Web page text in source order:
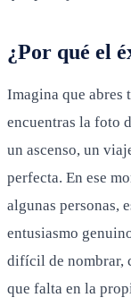
¿Por qué el
Imagina que abres
encuentras la foto
un ascenso, un
perfecta. En ese
algunas personas,
entusiasmo
difícil de nombrar,
que falta en la